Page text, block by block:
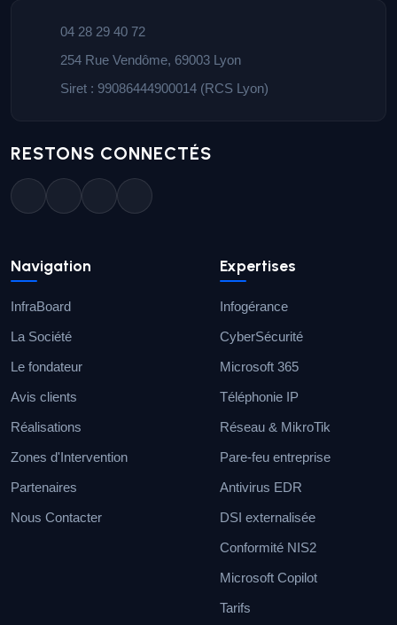
04 28 29 40 72
254 Rue Vendôme, 69003 Lyon
Siret : 99086444900014 (RCS Lyon)
RESTONS CONNECTÉS
Navigation
InfraBoard
La Société
Le fondateur
Avis clients
Réalisations
Zones d'Intervention
Partenaires
Nous Contacter
Expertises
Infogérance
CyberSécurité
Microsoft 365
Téléphonie IP
Réseau & MikroTik
Pare-feu entreprise
Antivirus EDR
DSI externalisée
Conformité NIS2
Microsoft Copilot
Tarifs